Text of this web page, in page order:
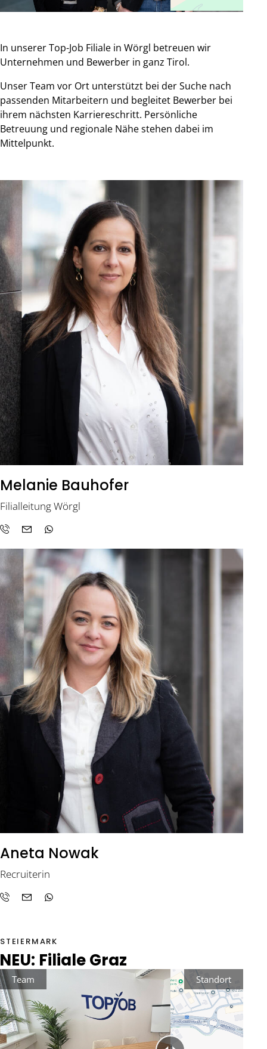
In unserer Top-Job Filiale in Wörgl betreuen wir
Unternehmen und Bewerber in ganz Tirol.
Unser Team vor Ort unterstützt bei der Suche nach
passenden Mitarbeitern und begleitet Bewerber bei
ihrem nächsten Karriereschritt. Persönliche
Betreuung und regionale Nähe stehen dabei im
Mittelpunkt.
Melanie Bauhofer
Filialleitung Wörgl
Aneta Nowak
Recruiterin
STEIERMARK
NEU: Filiale Graz
Team Standort